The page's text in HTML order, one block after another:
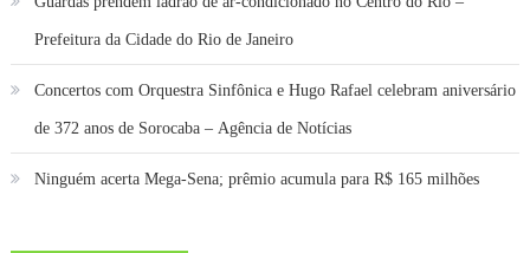
Prefeitura da Cidade do Rio de Janeiro
Concertos com Orquestra Sinfônica e Hugo Rafael celebram aniversário
de 372 anos de Sorocaba – Agência de Notícias
Ninguém acerta Mega-Sena; prêmio acumula para R$ 165 milhões